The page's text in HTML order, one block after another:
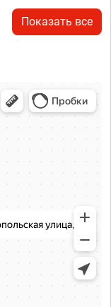
Показать все